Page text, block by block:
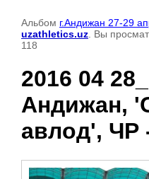
Альбом г.Андижан 27-29
uzathletics.uz . Вы
118
2016 04
Андижан,
авлод', ЧР